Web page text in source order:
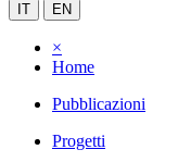
IT EN
×
Home
Pubblicazioni
Progetti